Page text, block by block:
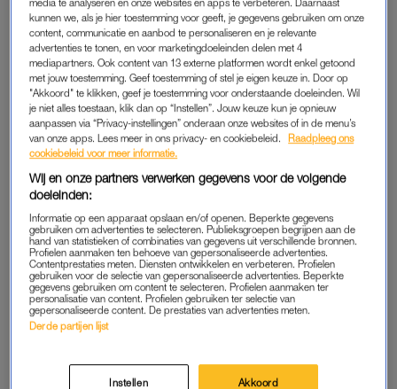
Haar zusje Amber laat op Instagram weten hoe groot
het gemis is en deelt daarbij een reeks ontroerende
foto’s samen met haar zus.
Uit de Instagrampost wordt duidelijk dat Amber en Jade
ontzettend hecht met elkaar waren.
‘IK KIES JOU, VOOR ALTIJD’
‘Meer dan hoe het ooit begon. Want vriendschap heeft ons
verbonden. Tot iets dat niemand breken kon. We groeiden met
elkaar mee. Door elke lach en strijd. Wat er nu ook nog komen
gaat. Ik kies jou, voor altijd.’
Ze sluit haar post af met de woorden: ‘Lieverd, ik mis je zo’.
media te analyseren en onze websites en apps te verbeteren. Daarnaast
kunnen we, als je hier toestemming voor geeft, je gegevens gebruiken om onze
content, communicatie en aanbod te personaliseren en je relevante
advertenties te tonen, en voor marketingdoeleinden delen met 4
mediapartners. Ook content van 13 externe platformen wordt enkel getoond
met jouw toestemming. Geef toestemming of stel je eigen keuze in. Door op
"Akkoord" te klikken, geef je toestemming voor onderstaande doeleinden. Wil
je niet alles toestaan, klik dan op “Instellen”. Jouw keuze kun je opnieuw
aanpassen via “Privacy-instellingen” onderaan onze websites of in de menu’s
van onze apps. Lees meer in ons privacy- en cookiebeleid.
Raadpleeg ons
cookiebeleid voor meer informatie.
Wij en onze partners verwerken gegevens voor de volgende
doeleinden:
Informatie op een apparaat opslaan en/of openen. Beperkte gegevens
gebruiken om advertenties te selecteren. Publieksgroepen begrijpen aan de
hand van statistieken of combinaties van gegevens uit verschillende bronnen.
Profielen aanmaken ten behoeve van gepersonaliseerde advertenties.
Contentprestaties meten. Diensten ontwikkelen en verbeteren. Profielen
gebruiken voor de selectie van gepersonaliseerde advertenties. Beperkte
gegevens gebruiken om content te selecteren. Profielen aanmaken ter
personalisatie van content. Profielen gebruiken ter selectie van
gepersonaliseerde content. De prestaties van advertenties meten.
Derde partijen lijst
Instellen Akkoord